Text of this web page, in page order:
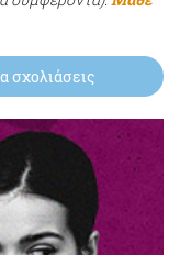
σχολιάσεις